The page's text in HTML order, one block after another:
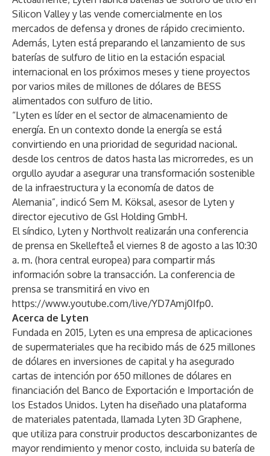
Silicon Valley y las vende comercialmente en los
mercados de defensa y drones de rápido crecimiento.
Además, Lyten está preparando el lanzamiento de sus
baterías de sulfuro de litio en la estación espacial
internacional en los próximos meses y tiene proyectos
por varios miles de millones de dólares de BESS
alimentados con sulfuro de litio.
“Lyten es líder en el sector de almacenamiento de
energía. En un contexto donde la energía se está
convirtiendo en una prioridad de seguridad nacional.
desde los centros de datos hasta las microrredes, es un
orgullo ayudar a asegurar una transformación sostenible
de la infraestructura y la economía de datos de
Alemania”, indicó Sem M. Köksal, asesor de Lyten y
director ejecutivo de Gsl Holding GmbH.
El síndico, Lyten y Northvolt realizarán una conferencia
de prensa en Skellefteå el viernes 8 de agosto a las 10:30
a. m. (hora central europea) para compartir más
información sobre la transacción. La conferencia de
prensa se transmitirá en vivo en
https://www.youtube.com/live/YD7Amj0Ifp0.
Acerca de Lyten
Fundada en 2015, Lyten es una empresa de aplicaciones
de supermateriales que ha recibido más de 625 millones
de dólares en inversiones de capital y ha asegurado
cartas de intención por 650 millones de dólares en
financiación del Banco de Exportación e Importación de
los Estados Unidos. Lyten ha diseñado una plataforma
de materiales patentada, llamada Lyten 3D Graphene,
que utiliza para construir productos descarbonizantes de
mayor rendimiento y menor costo, incluida su batería de